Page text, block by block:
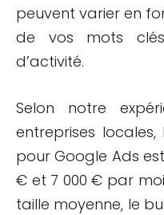
peuvent varier en
de vos mots
d’activité.
Selon notre
entreprises
pour Google Ads
€ et 7 000 € par
taille moyenne, le